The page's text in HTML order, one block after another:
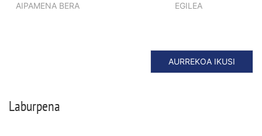
AIPAMENA BERA EGILEA
AURREKOA IKUSI
Laburpena